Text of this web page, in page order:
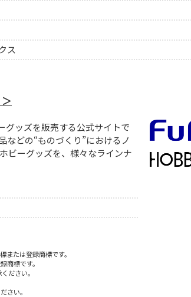
ス
グッズを販売する公式サイトで
などの“ものづくり”におけるノ
ビーグッズを、様々なラインナ
または登録商標です。
商標です。
ださい。
さい。